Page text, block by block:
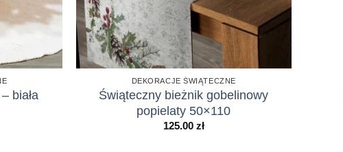
biała
DEKORACJE ŚWIĄTECZNE
Świąteczny bieżnik gobelinowy
popielaty 50×110
125.00 zł